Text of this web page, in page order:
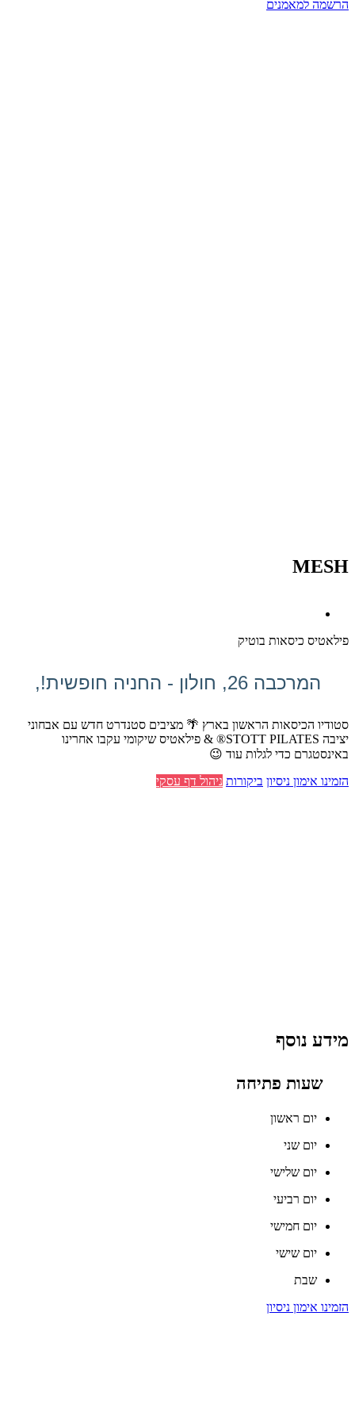
הרשמה למאמנים
MESH
פילאטיס כיסאות בוטיק
המרכבה 26, חולון - החניה חופשית!,
סטודיו הכיסאות הראשון בארץ 🌴 מציבים סטנדרט חדש עם אבחוני
יציבה STOTT PILATES® & פילאטיס שיקומי עקבו אחרינו
באינסטגרם כדי לגלות עוד 😉
הזמינו אימון ניסיון ביקורות ניהול דף עסקי
מידע נוסף
שעות פתיחה
יום ראשון
יום שני
יום שלישי
יום רביעי
יום חמישי
יום שישי
שבת
הזמינו אימון ניסיון